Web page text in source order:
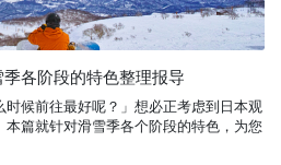
各阶段的特色整理报导
时候前往最好呢？」想必正考虑到日本观
篇就针对滑雪季各个阶段的特色，为您